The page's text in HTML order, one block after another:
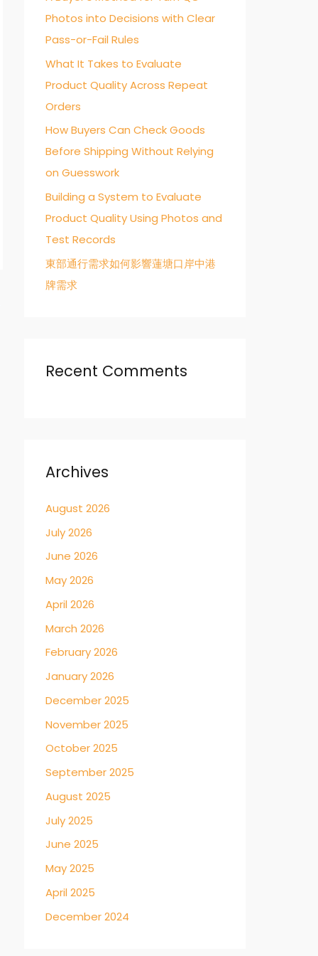
o
r
:
Photos into Decisions with Clear
Pass-or-Fail Rules
What It Takes to Evaluate
Product Quality Across Repeat
Orders
How Buyers Can Check Goods
Before Shipping Without Relying
on Guesswork
Building a System to Evaluate
Product Quality Using Photos and
Test Records
東部通行需求如何影響蓮塘口岸中港
牌需求
Recent Comments
Archives
August 2026
July 2026
June 2026
May 2026
April 2026
March 2026
February 2026
January 2026
December 2025
November 2025
October 2025
September 2025
August 2025
July 2025
June 2025
May 2025
April 2025
December 2024